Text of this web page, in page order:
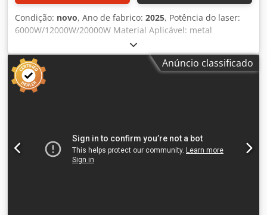
Condição: novo, Ano de fabrico: 2025, Potência do laser:
6000W/12000W/20000W Material Aplicável: metal
Condição: Novo Tipo de laser: Laser de fibra Área de Corte:
3000*1500mm Velocidade de corte: 200m/min Formato
Gráfico Suportado: AI, BMP, Dst, Dwg, DXF, DXP, LAS, PLT
Modo de arrefecimento: ARREFECIMENTO POR ÁGUA
Certificação: CCC, CE, GS, ISO, Sgs Marca da Fonte Laser:
manusear facilmente padrões complexos de folhas. 2.
Procura automática de bordas Com a capacidade de
identificar folhas irregulares, o tempo de busca de bordas
Anúncio classificado